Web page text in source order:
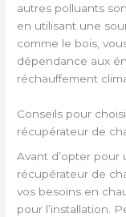
autres polluants
en utilisant une
comme le bois,
dépendance aux
réchauffement
Conseils pour
récupérateur de
Avant d’opter pour
récupérateur de
vos besoins en
pour l’installation.